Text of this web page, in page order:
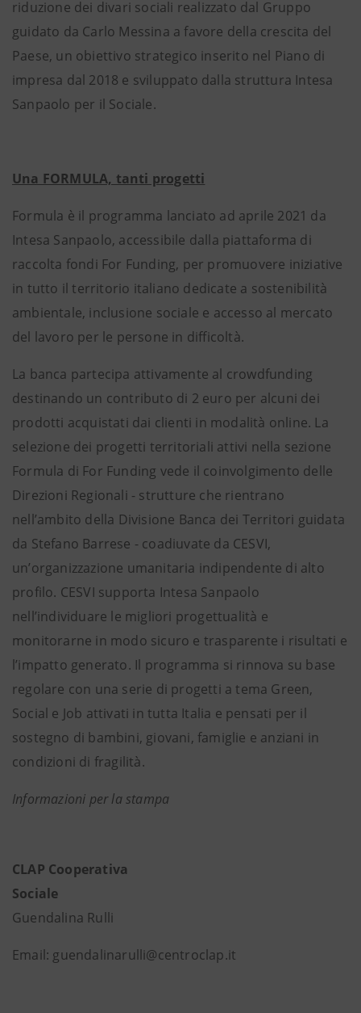
riduzione dei divari sociali realizzato dal Gruppo
guidato da Carlo Messina a favore della crescita del
Paese, un obiettivo strategico inserito nel Piano di
impresa dal 2018 e sviluppato dalla struttura Intesa
Sanpaolo per il Sociale.
Una FORMULA, tanti progetti
Formula è il programma lanciato ad aprile 2021 da
Intesa Sanpaolo, accessibile dalla piattaforma di
raccolta fondi For Funding, per promuovere iniziative
in tutto il territorio italiano dedicate a sostenibilità
ambientale, inclusione sociale e accesso al mercato
del lavoro per le persone in difficoltà.
La banca partecipa attivamente al crowdfunding
destinando un contributo di 2 euro per alcuni dei
prodotti acquistati dai clienti in modalità online. La
selezione dei progetti territoriali attivi nella sezione
Formula di For Funding vede il coinvolgimento delle
Direzioni Regionali - strutture che rientrano
nell’ambito della Divisione Banca dei Territori guidata
da Stefano Barrese - coadiuvate da CESVI,
un’organizzazione umanitaria indipendente di alto
profilo. CESVI supporta Intesa Sanpaolo
nell’individuare le migliori progettualità e
monitorarne in modo sicuro e trasparente i risultati e
l’impatto generato. Il programma si rinnova su base
regolare con una serie di progetti a tema Green,
Social e Job attivati in tutta Italia e pensati per il
sostegno di bambini, giovani, famiglie e anziani in
condizioni di fragilità.
Informazioni per la stampa
CLAP Cooperativa
Sociale
Guendalina Rulli
Email: guendalinarulli@centroclap.it